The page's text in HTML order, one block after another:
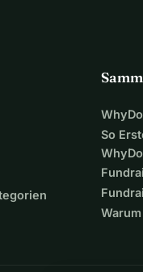
So